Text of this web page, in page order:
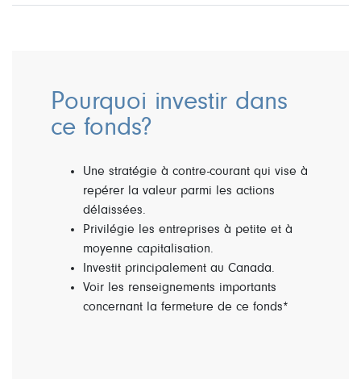
Pourquoi investir dans
ce fonds?
Une stratégie à contre-courant qui vise à
repérer la valeur parmi les actions
délaissées.
Privilégie les entreprises à petite et à
moyenne capitalisation.
Investit principalement au Canada.
Voir les renseignements importants
concernant la fermeture de ce fonds*